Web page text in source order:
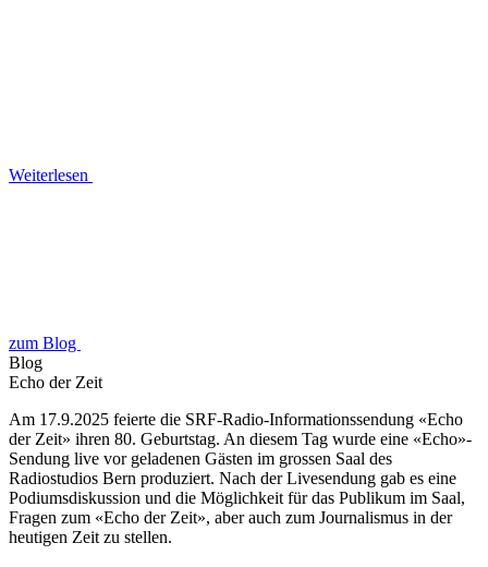
Weiterlesen
zum Blog
Blog
Echo der Zeit
Am 17.9.2025 feierte die SRF-Radio-Informationssendung «Echo
der Zeit» ihren 80. Geburtstag. An diesem Tag wurde eine «Echo»-
Sendung live vor geladenen Gästen im grossen Saal des
Radiostudios Bern produziert. Nach der Livesendung gab es eine
Podiumsdiskussion und die Möglichkeit für das Publikum im Saal,
Fragen zum «Echo der Zeit», aber auch zum Journalismus in der
heutigen Zeit zu stellen.